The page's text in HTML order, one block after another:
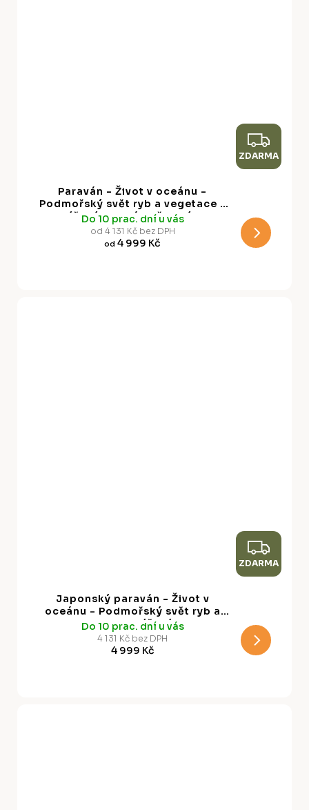
Z
D
M
ZDARMA
Paraván - Život v oceánu -
Podmořský svět ryb a vegetace v
béžových a námořnických
barvách v retro stylu
Do 10 prac. dní u vás
od 4 131 Kč bez DPH
od 4 999 Kč
Z
D
M
ZDARMA
Japonský paraván - Život v
oceánu - Podmořský svět ryb a
vegetace v béžových a
námořnických barvách v retro
stylu
Do 10 prac. dní u vás
4 131 Kč bez DPH
4 999 Kč